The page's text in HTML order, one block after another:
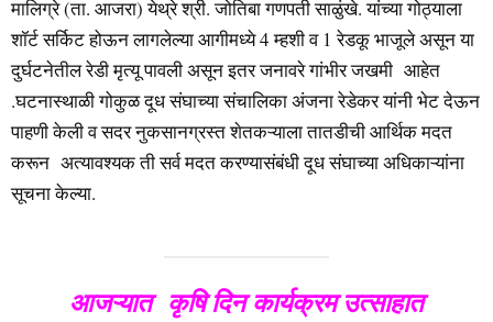
मालिग्रे (ता. आजरा) येथ्रे श्री. जोतिबा गणपती साळुंखे. यांच्या गोठ्याला
शॉर्ट सर्किट होऊन लागलेल्या आगीमध्ये 4 म्हशी व 1 रेडकू भाजूले असून या
दुर्घटनेतील रेडी मृत्यू पावली असून इतर जनावरे गांभीर जखमी आहेत
.घटनास्थाळी गोकुळ दूध संघाच्या संचालिका अंजना रेडेकर यांनी भेट देऊन
पाहणी केली व सदर नुकसानग्रस्त शेतकऱ्याला तातडीची आर्थिक मदत
करून अत्यावश्यक ती सर्व मदत करण्यासंबंधी दूध संघाच्या अधिकाऱ्यांना
सूचना केल्या.
आजऱ्यात कृषि दिन कार्यक्रम उत्साहात